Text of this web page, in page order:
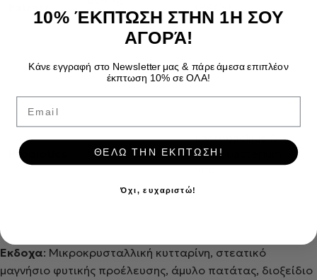
Probiotics 0,5 δισ. CFU
Lactobacillus &
Bifidobacterium
spp.
Έκδοχα: Μικροκρυσταλλική κυτταρίνη, στεατικό
μαγνήσιο φυτικής προέλευσης, άμυλο πατάτας, διοξείδιο
10% ΈΚΠΤΩΣΗ ΣΤΗΝ 1Η ΣΟΥ
ΑΓΟΡΆ!
Κάνε εγγραφή στο Newsletter μας & πάρε άμεσα επιπλέον
έκπτωση 10% σε ΟΛΑ!
Email
ΘΕΛΩ ΤΗΝ ΕΚΠΤΩΣΗ!
Όχι, ευχαριστώ!